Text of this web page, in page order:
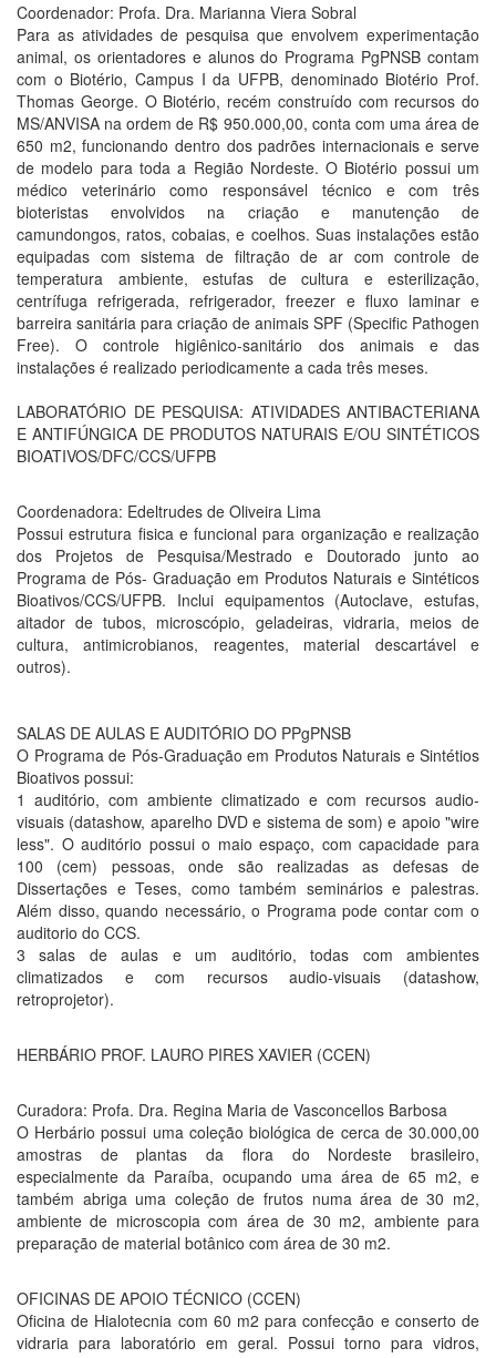
Coordenador: Profa. Dra. Marianna Viera Sobral
Para as atividades de pesquisa que envolvem experimentação
animal, os orientadores e alunos do Programa PgPNSB contam
com o Biotério, Campus I da UFPB, denominado Biotério Prof.
Thomas George. O Biotério, recém construído com recursos do
MS/ANVISA na ordem de R$ 950.000,00, conta com uma área de
650 m2, funcionando dentro dos padrões internacionais e serve
de modelo para toda a Região Nordeste. O Biotério possui um
médico veterinário como responsável técnico e com três
bioteristas envolvidos na criação e manutenção de
camundongos, ratos, cobaias, e coelhos. Suas instalações estão
equipadas com sistema de filtração de ar com controle de
temperatura ambiente, estufas de cultura e esterilização,
centrífuga refrigerada, refrigerador, freezer e fluxo laminar e
barreira sanitária para criação de animais SPF (Specific Pathogen
Free). O controle higiênico-sanitário dos animais e das
instalações é realizado periodicamente a cada três meses.
LABORATÓRIO DE PESQUISA: ATIVIDADES ANTIBACTERIANA
E ANTIFÚNGICA DE PRODUTOS NATURAIS E/OU SINTÉTICOS
BIOATIVOS/DFC/CCS/UFPB
Coordenadora: Edeltrudes de Oliveira Lima
Possui estrutura fisica e funcional para organização e realização
dos Projetos de Pesquisa/Mestrado e Doutorado junto ao
Programa de Pós- Graduação em Produtos Naturais e Sintéticos
Bioativos/CCS/UFPB. Inclui equipamentos (Autoclave, estufas,
aitador de tubos, microscópio, geladeiras, vidraria, meios de
cultura, antimicrobianos, reagentes, material descartável e
outros).
SALAS DE AULAS E AUDITÓRIO DO PPgPNSB
O Programa de Pós-Graduação em Produtos Naturais e Sintétios
Bioativos possui:
1 auditório, com ambiente climatizado e com recursos audio-
visuais (datashow, aparelho DVD e sistema de som) e apoio "wire
less". O auditório possui o maio espaço, com capacidade para
100 (cem) pessoas, onde são realizadas as defesas de
Dissertações e Teses, como também seminários e palestras.
Além disso, quando necessário, o Programa pode contar com o
auditorio do CCS.
3 salas de aulas e um auditório, todas com ambientes
climatizados e com recursos audio-visuais (datashow,
retroprojetor).
HERBÁRIO PROF. LAURO PIRES XAVIER (CCEN)
Curadora: Profa. Dra. Regina Maria de Vasconcellos Barbosa
O Herbário possui uma coleção biológica de cerca de 30.000,00
amostras de plantas da flora do Nordeste brasileiro,
especialmente da Paraíba, ocupando uma área de 65 m2, e
também abriga uma coleção de frutos numa área de 30 m2,
ambiente de microscopia com área de 30 m2, ambiente para
preparação de material botânico com área de 30 m2.
OFICINAS DE APOIO TÉCNICO (CCEN)
Oficina de Hialotecnia com 60 m2 para confecção e conserto de
vidraria para laboratório em geral. Possui torno para vidros,